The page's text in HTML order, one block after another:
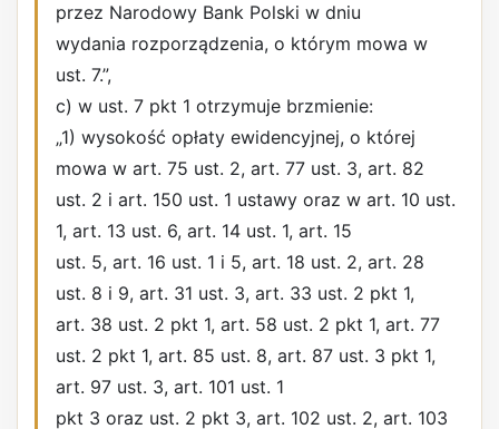
przez Narodowy Bank Polski w dniu
wydania rozporządzenia, o którym mowa w
ust. 7.”,
c) w ust. 7 pkt 1 otrzymuje brzmienie:
„1) wysokość opłaty ewidencyjnej, o której
mowa w art. 75 ust. 2, art. 77 ust. 3, art. 82
ust. 2 i art. 150 ust. 1 ustawy oraz w art. 10 ust.
1, art. 13 ust. 6, art. 14 ust. 1, art. 15
ust. 5, art. 16 ust. 1 i 5, art. 18 ust. 2, art. 28
ust. 8 i 9, art. 31 ust. 3, art. 33 ust. 2 pkt 1,
art. 38 ust. 2 pkt 1, art. 58 ust. 2 pkt 1, art. 77
ust. 2 pkt 1, art. 85 ust. 8, art. 87 ust. 3 pkt 1,
art. 97 ust. 3, art. 101 ust. 1
pkt 3 oraz ust. 2 pkt 3, art. 102 ust. 2, art. 103